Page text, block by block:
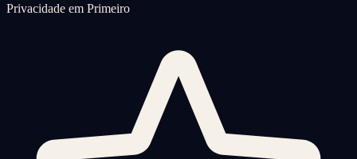
Privacidade em Primeiro